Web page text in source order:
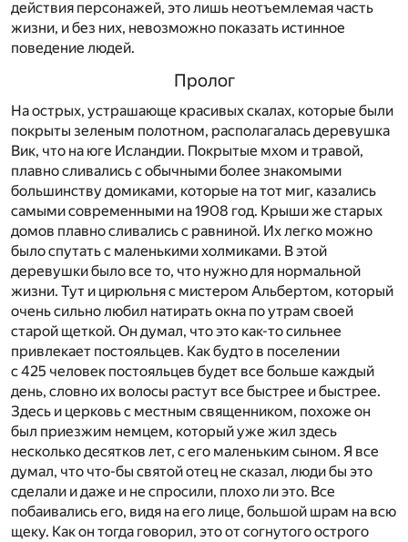
действия персонажей, это лишь неотъемлемая часть
жизни, и без них, невозможно показать истинное
поведение людей.
Пролог
На острых, устрашающе красивых скалах, которые были
покрыты зеленым полотном, располагалась деревушка
Вик, что на юге Исландии. Покрытые мхом и травой,
плавно сливались с обычными более знакомыми
большинству домиками, которые на тот миг, казались
самыми современными на 1908 год. Крыши же старых
домов плавно сливались с равниной. Их легко можно
было спутать с маленькими холмиками. В этой
деревушки было все то, что нужно для нормальной
жизни. Тут и цирюльня с мистером Альбертом, который
очень сильно любил натирать окна по утрам своей
старой щеткой. Он думал, что это как-то сильнее
привлекает постояльцев. Как будто в поселении
с 425 человек постояльцев будет все больше каждый
день, словно их волосы растут все быстрее и быстрее.
Здесь и церковь с местным священником, похоже он
был приезжим немцем, который уже жил здесь
несколько десятков лет, с его маленьким сыном. Я все
думал, что что-бы святой отец не сказал, люди бы это
сделали и даже и не спросили, плохо ли это. Все
побаивались его, видя на его лице, большой шрам на всю
щеку. Как он тогда говорил, это от согнутого острого